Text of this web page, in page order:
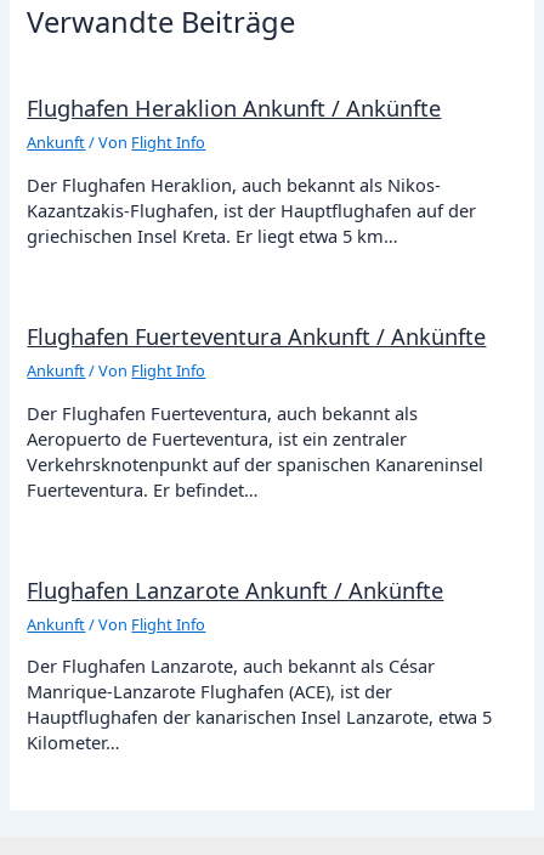
Verwandte Beiträge
Flughafen Heraklion Ankunft / Ankünfte
Ankunft/ Von Flight Info
Der Flughafen Heraklion, auch bekannt als Nikos-
Kazantzakis-Flughafen, ist der Hauptflughafen auf der
griechischen Insel Kreta. Er liegt etwa 5 km…
Flughafen Fuerteventura Ankunft / Ankünfte
Ankunft/ Von Flight Info
Der Flughafen Fuerteventura, auch bekannt als
Aeropuerto de Fuerteventura, ist ein zentraler
Verkehrsknotenpunkt auf der spanischen Kanareninsel
Fuerteventura. Er befindet…
Flughafen Lanzarote Ankunft / Ankünfte
Ankunft/ Von Flight Info
Der Flughafen Lanzarote, auch bekannt als César
Manrique-Lanzarote Flughafen (ACE), ist der
Hauptflughafen der kanarischen Insel Lanzarote, etwa 5
Kilometer…